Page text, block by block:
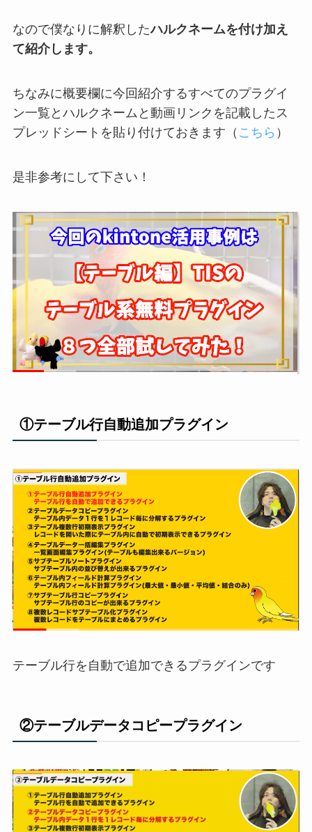
なので僕なりに解釈したハルクネームを付け加え
て紹介します。
ちなみに概要欄に今回紹介するすべてのプラグイ
ン一覧とハルクネームと動画リンクを記載したス
プレッドシートを貼り付けておきます（ こちら ）
是非参考にして下さい！
①テーブル行自動追加プラグイン
テーブル行を自動で追加できるプラグインです
②テーブルデータコピープラグイン